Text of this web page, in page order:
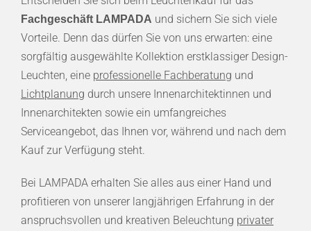
Fachgeschäft LAMPADA und sichern Sie sich viele
Vorteile. Denn das dürfen Sie von uns erwarten: eine
sorgfältig ausgewählte Kollektion erstklassiger Design-
Leuchten, eine professionelle Fachberatung und
Lichtplanung durch unsere Innenarchitektinnen und
Innenarchitekten sowie ein umfangreiches
Serviceangebot, das Ihnen vor, während und nach dem
Kauf zur Verfügung steht.
Bei LAMPADA erhalten Sie alles aus einer Hand und
profitieren von unserer langjährigen Erfahrung in der
anspruchsvollen und kreativen Beleuchtung privater